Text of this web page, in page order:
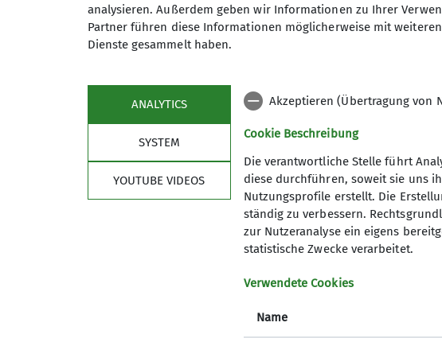
Termindetails
Programm
Vorträge
Anmeldung
analysieren. Außerdem geben wir Informationen zu Ihrer
Partner führen diese Informationen möglicherweise mit
Dienste gesammelt haben.
ANALYTICS
SYSTEM
YOUTUBE VIDEOS
Akzeptieren (Übertragung von
Cookie Beschreibung
Die verantwortliche Stelle führt
diese durchführen, soweit sie uns
Nutzungsprofile erstellt. Die
ständig zu verbessern.
zur Nutzeranalyse ein eigens
statistische Zwecke verarbeitet.
Verwendete Cookies
Name